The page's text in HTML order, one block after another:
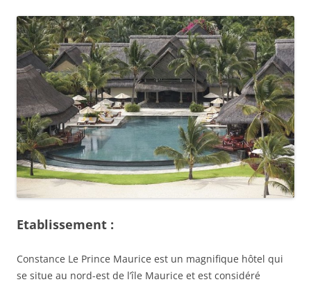
Etablissement :
Constance Le Prince Maurice est un magnifique hôtel qui
se situe au nord-est de l’île Maurice et est considéré